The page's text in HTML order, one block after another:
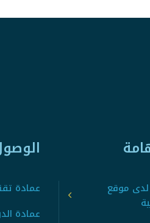
موقع
عمادة
عمادة